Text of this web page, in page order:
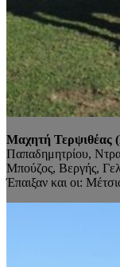
Μαχητή Τερψιθέας
Παπαδημητρίου,
Μπούζος, Βεργής,
Έπαιξαν και οι: